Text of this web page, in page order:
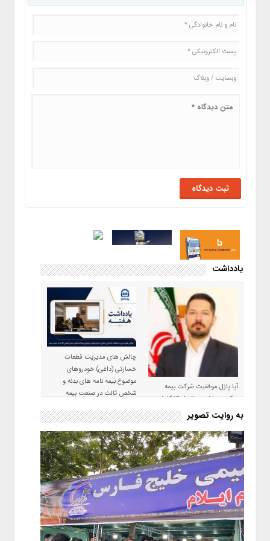
یادداشت
آیا پازل موفقیت شرکت بیمه
حکمت صبا در سال ۱۴۰۵ کامل می
شود؟!
چالش های مدیریت قطعات
خسارتی (داغی) خودروهای
موضوع بیمه نامه های بدنه و
شخص ثالث در صنعت بیمه
به روایت تصویر